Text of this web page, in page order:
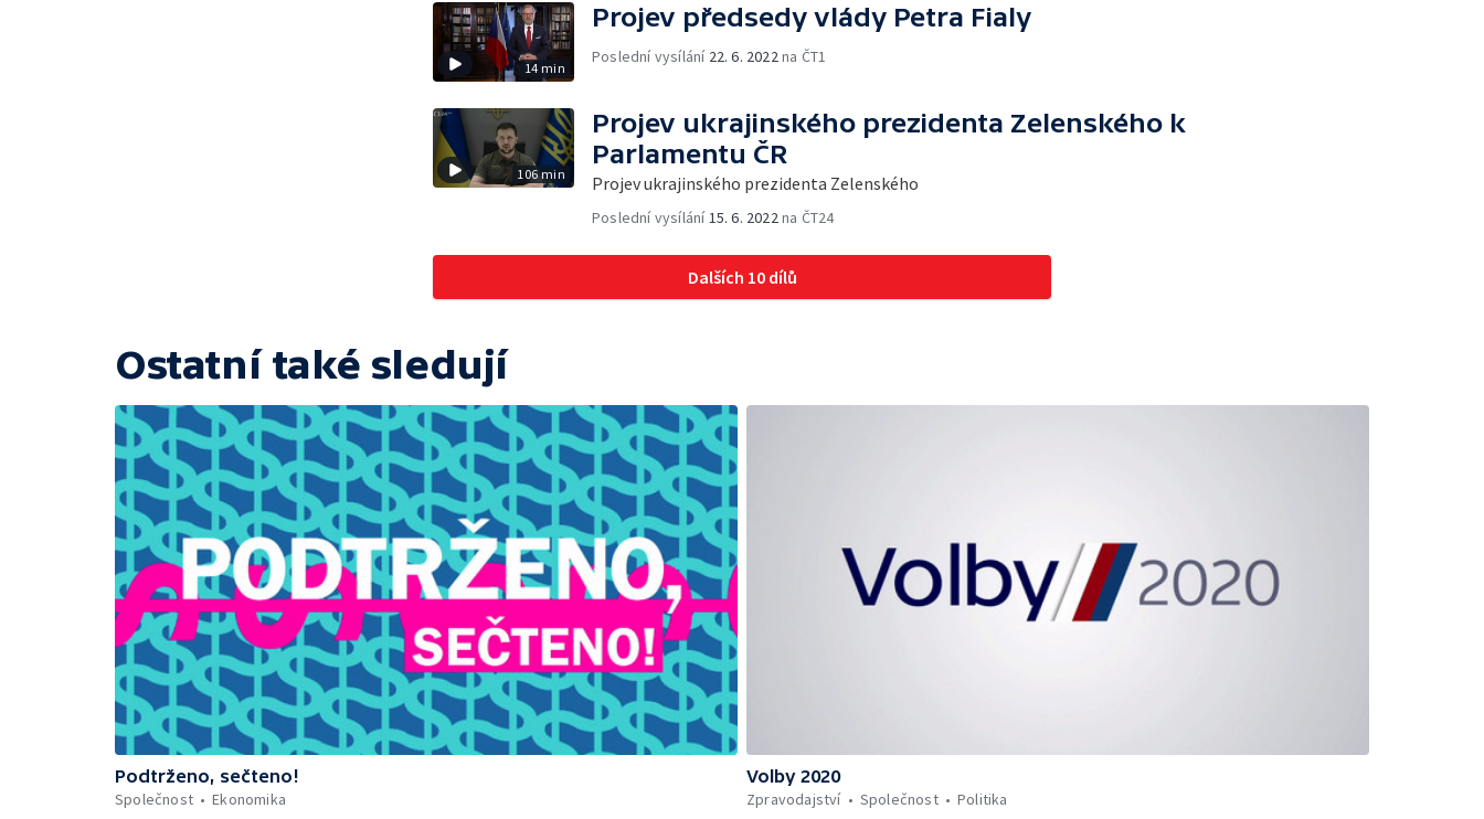
14 min
Projev předsedy vlády Petra Fialy
Poslední vysílání 22. 6. 2022 na ČT1
106 min
Projev ukrajinského prezidenta Zelenského k
Parlamentu ČR
Projev ukrajinského prezidenta Zelenského
Poslední vysílání 15. 6. 2022 na ČT24
Dalších 10 dílů
Ostatní také sledují
Podtrženo, sečteno!
Společnost
Ekonomika
Volby 2020
Zpravodajství
Společnost Politika